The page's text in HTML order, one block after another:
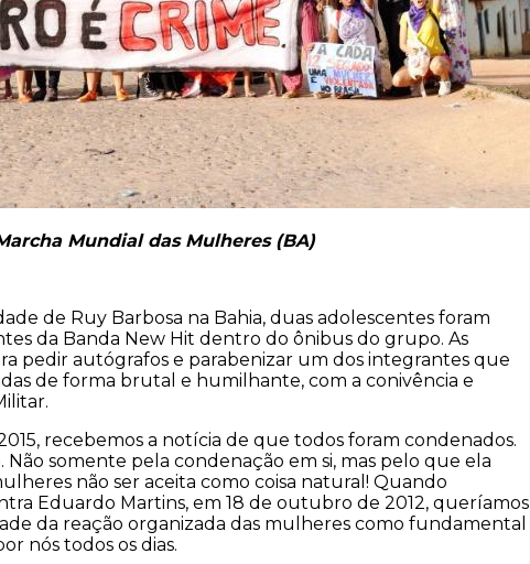
Mundial das Mulheres (BA)
de Ruy Barbosa na Bahia, duas adolescentes foram
da Banda New Hit dentro do ônibus do grupo. As
pedir autógrafos e parabenizar um dos integrantes que
de forma brutal e humilhante, com a conivência e
recebemos a notícia de que todos foram condenados.
somente pela condenação em si, mas pelo que ela
não ser aceita como coisa natural! Quando
Eduardo Martins, em 18 de outubro de 2012, queríamos
da reação organizada das mulheres como fundamental
nós todos os dias.